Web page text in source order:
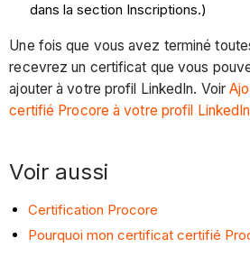
dans la section Inscriptions.)
Une fois que vous avez terminé
recevrez un certificat que vous
ajouter à votre profil LinkedIn. Voir
certifié Procore à votre profil LinkedIn
Voir aussi
Certification Procore
Pourquoi mon certificat certifié